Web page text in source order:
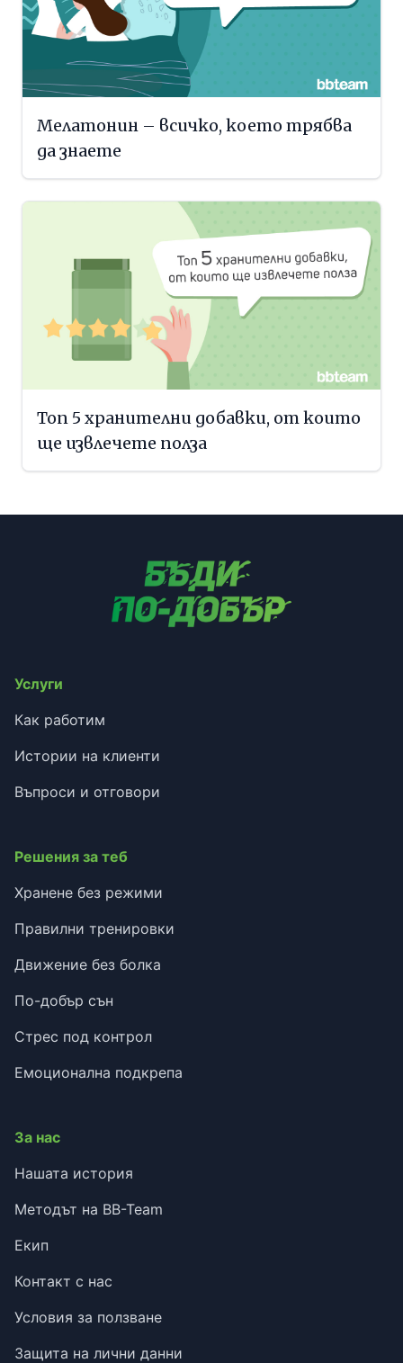
Мелатонин – всичко, което трябва
да знаете
Топ 5 хранителни добавки, от които
ще извлечете полза
Услуги
Как работим
Истории на клиенти
Въпроси и отговори
Решения за теб
Хранене без режими
Правилни тренировки
Движение без болка
По-добър сън
Стрес под контрол
Емоционална подкрепа
За нас
Нашата история
Методът на BB-Team
Екип
Контакт с нас
Условия за ползване
Защита на лични данни